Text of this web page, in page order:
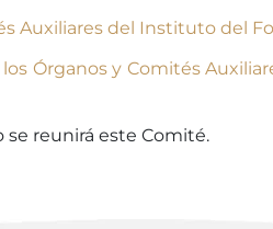
Auxiliares del Instituto del
Órganos y Comités
se reunirá este Comité.